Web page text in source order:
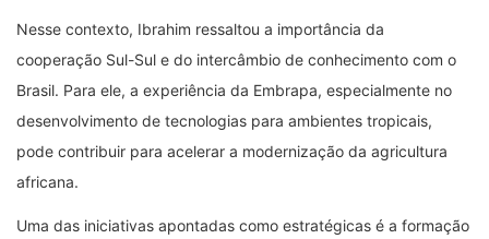
Nesse contexto, Ibrahim ressaltou a importância da
cooperação Sul-Sul e do intercâmbio de conhecimento com o
Brasil. Para ele, a experiência da Embrapa, especialmente no
desenvolvimento de tecnologias para ambientes tropicais,
pode contribuir para acelerar a modernização da agricultura
africana.
Uma das iniciativas apontadas como estratégicas é a formação